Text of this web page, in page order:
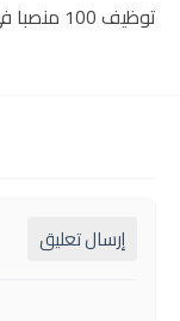
توظيف 100 منصبا في عدة...
إرسال تعليق